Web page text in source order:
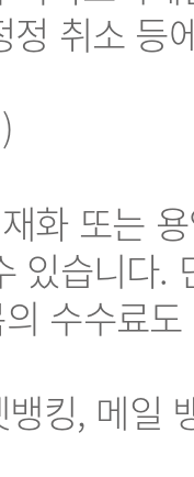
정 취소 등
화 또는
있습니다.
수수료
킹, 메일